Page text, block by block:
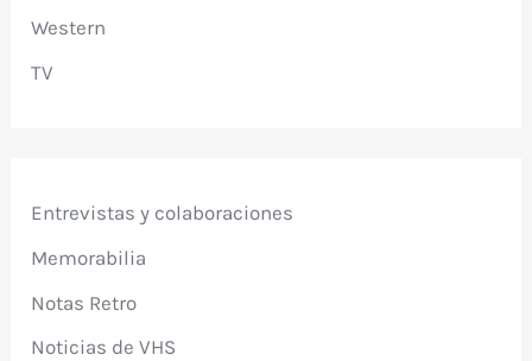
Western
TV
Entrevistas y colaboraciones
Memorabilia
Notas Retro
Noticias de VHS